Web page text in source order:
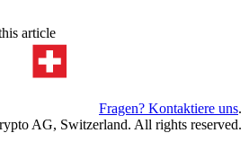
article
Fragen? Kontaktiere uns.
AG, Switzerland. All rights reserved.